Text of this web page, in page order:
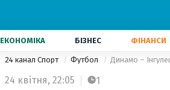
ЕКОНОМІКА БІЗНЕС ФІНАНСИ
24 канал Спорт Футбол Динамо –
24 квітня, 22:05 1